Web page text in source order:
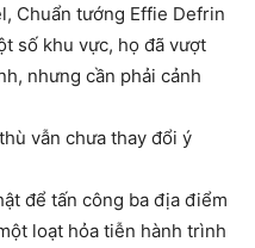
Chuẩn tướng Effie Defrin
số khu vực, họ đã vượt
nhưng cần phải cảnh
vẫn chưa thay đổi ý
để tấn công ba địa điểm
loạt hỏa tiễn hành trình